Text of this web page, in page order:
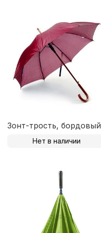
Зонт-трость, бордовый
Нет в наличии